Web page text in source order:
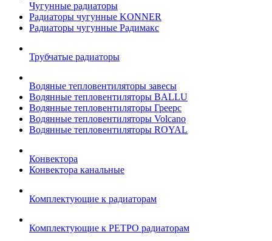
Чугунные радиаторы
Радиаторы чугунные KONNER
Радиаторы чугунные Радимакс
Трубчатые радиаторы
Водяные тепловентиляторы завесы
Водянные тепловентиляторы BALLU
Водянные тепловентиляторы Греерс
Водянные тепловентиляторы Volcano
Водянные тепловентиляторы ROYAL
Конвектора
Конвектора канальные
Комплектующие к радиаторам
Комплектующие к РЕТРО радиаторам